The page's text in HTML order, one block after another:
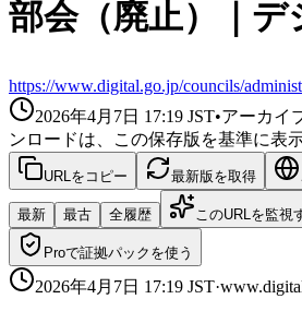
部会（廃止）｜デ
https://www.digital.go.jp/councils/
2026年4月7日 17:19 JST•アーカイ
ンロードは、この保存版を基準に表
URLをコピー 最新版を取得
最新 最古 全履歴 このURLを監視
Proで証拠パックを使う
2026年4月7日 17:19 JST·